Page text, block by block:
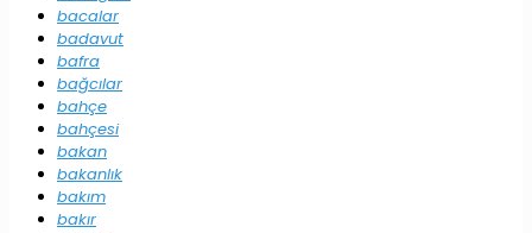
bacalar
badavut
bafra
bağcılar
bahçe
bahçesi
bakan
bakanlık
bakım
bakır